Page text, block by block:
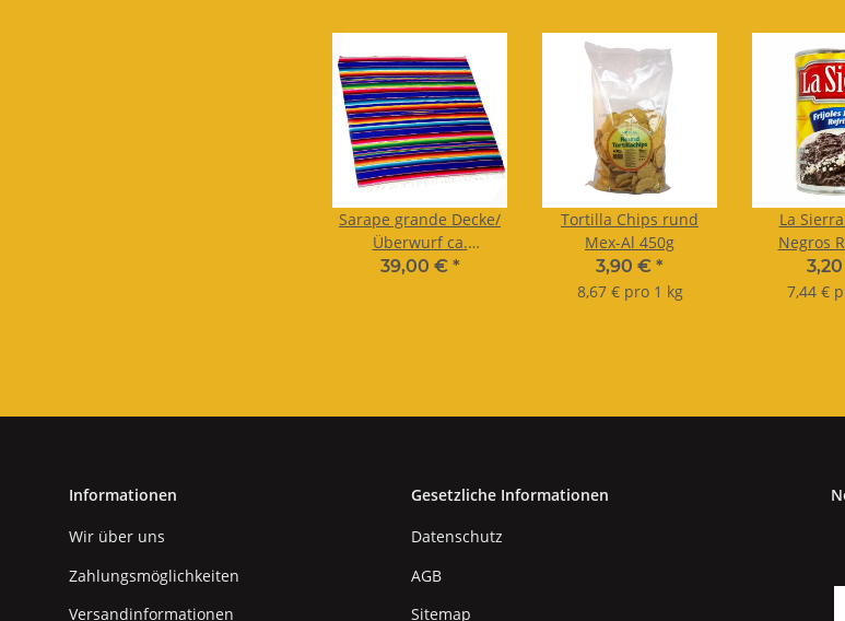
Sarape grande Decke/
Überwurf ca.
210X116/140cm
39,00 € *
Tortilla Chips rund
Mex-Al 450g
3,90 € *
8,67 € pro 1 kg
La
Negros
schwarzes
7,44 €
Informationen
Wir über uns
Zahlungsmöglichkeiten
Versandinformationen
Gesetzliche Informationen
Datenschutz
AGB
Sitemap